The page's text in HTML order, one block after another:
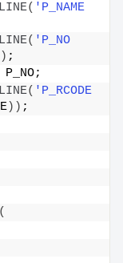
( 'P_NAME
( 'P_NO
;
P_NO;
( 'P_RCODE
)) ;
(